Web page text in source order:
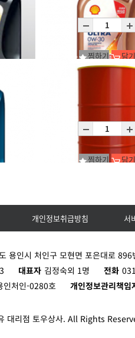
Helix Ult ECT C5/SQ
찜하기 담기
Helix HX7 ECT 5W-30/
D200L
찜하기 담기
개인정보취급방침 서
용인시 처인구 모현면 포은대로
대표자 김정숙외 1명 전화
인처인-0280호 개인정보관리책임
리점 토우상사. All Rights